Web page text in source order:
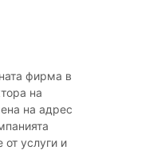
фирма в
на
на адрес
от услуги и